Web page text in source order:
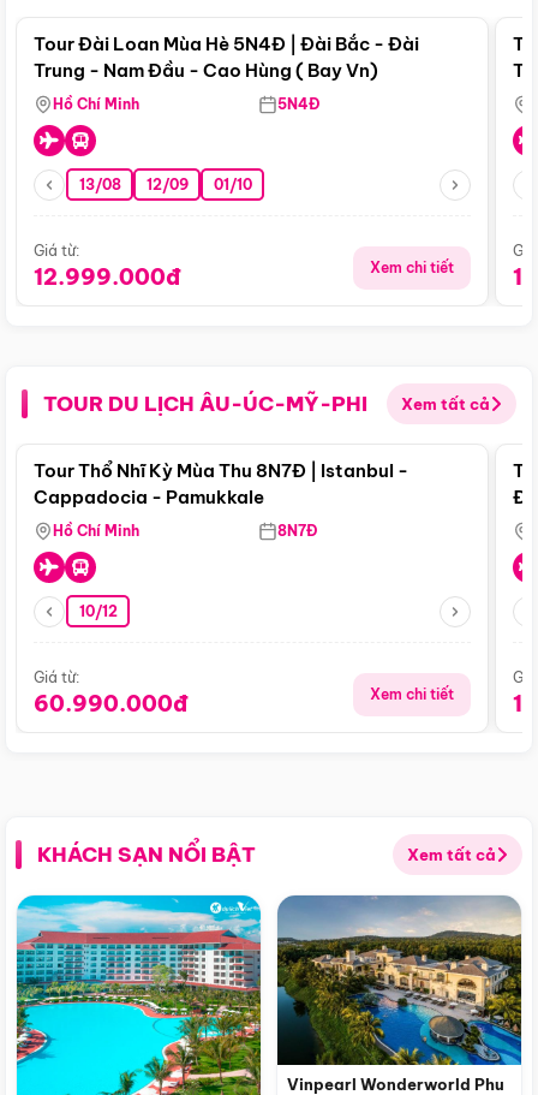
Tour Đài Loan Mùa Hè 5N4Đ | Đài Bắc - Đài
Trung - Nam Đầu - Cao Hùng ( Bay Vn)
Hồ Chí Minh 5N4Đ
13/08 12/09 01/10
Giá từ:
12.999.000đ Xem chi tiết
TOUR DU LỊCH ÂU-ÚC-MỸ-PHI Xem tất cả
Điểm nổi bật
Tour Thổ Nhĩ Kỳ Mùa Thu 8N7Đ | Istanbul -
Cappadocia - Pamukkale
Hồ Chí Minh 8N7Đ
10/12
Giá từ:
60.990.000đ Xem chi tiết
KHÁCH SẠN NỔI BẬT Xem tất cả
Vinpearl Wonderworld Phu